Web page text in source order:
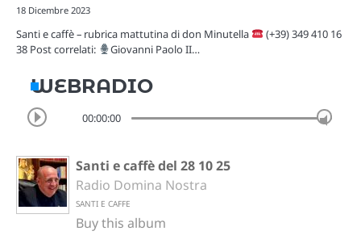
18 Dicembre 2023
Santi e caffè – rubrica mattutina di don Minutella
(+39) 349 410 16
38 Post correlati:
Giovanni Paolo II…
WEBRADIO
00:00:00
Santi e caffè del 28 10 25
Radio Domina Nostra
SANTI E CAFFE
Buy this album